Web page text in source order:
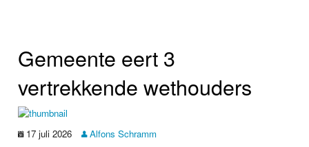
Gemeente eert 3
vertrekkende wethouders
17 juli 2026 Alfons Schramm